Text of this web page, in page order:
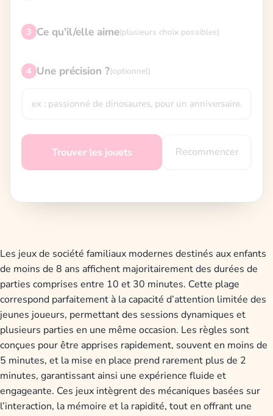
3 Ce qu'il/elle aime(plusieurs choix possibles)
4 Une précision ?(optionnel)
Trouver les jouets Recommencer
Les jeux de société familiaux modernes destinés aux enfants
de moins de 8 ans affichent majoritairement des durées de
parties comprises entre 10 et 30 minutes. Cette plage
correspond parfaitement à la capacité d’attention limitée des
jeunes joueurs, permettant des sessions dynamiques et
plusieurs parties en une même occasion. Les règles sont
conçues pour être apprises rapidement, souvent en moins de
5 minutes, et la mise en place prend rarement plus de 2
minutes, garantissant ainsi une expérience fluide et
engageante. Ces jeux intègrent des mécaniques basées sur
l’interaction, la mémoire et la rapidité, tout en offrant une